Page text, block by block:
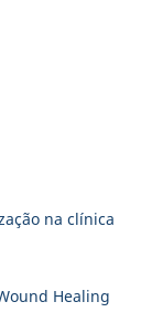
na clínica
Healing